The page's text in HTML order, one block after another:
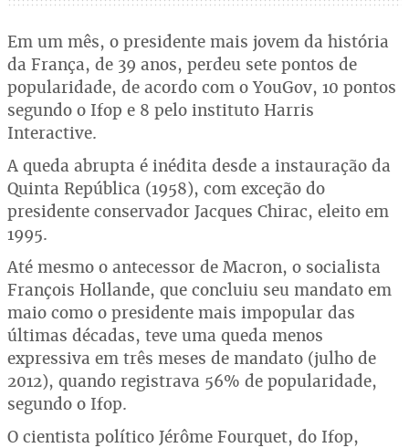
Em um mês, o presidente mais jovem da história
da França, de 39 anos, perdeu sete pontos de
popularidade, de acordo com o YouGov, 10 pontos
segundo o Ifop e 8 pelo instituto Harris
Interactive.
A queda abrupta é inédita desde a instauração da
Quinta República (1958), com exceção do
presidente conservador Jacques Chirac, eleito em
1995.
Até mesmo o antecessor de Macron, o socialista
François Hollande, que concluiu seu mandato em
maio como o presidente mais impopular das
últimas décadas, teve uma queda menos
expressiva em três meses de mandato (julho de
2012), quando registrava 56% de popularidade,
segundo o Ifop.
O cientista político Jérôme Fourquet, do Ifop,